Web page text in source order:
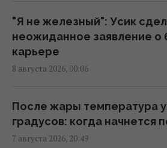
Испании о проведении
проверок в Шенгенской
02:23 суббота, 08 августа 2026
заключили соглашение о
обороне, – Reuters
01:44 суббота, 08 августа 2026
"Я не железный": Усик
неожиданное заявление о
карьере
8 августа 2026, 00:06
После жары температура
градусов: когда начнется
7 августа 2026, 20:49